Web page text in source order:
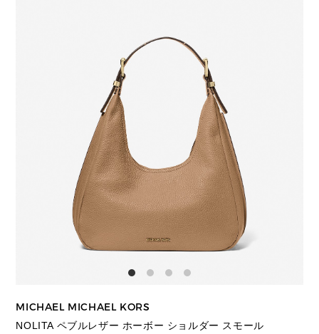
MICHAEL MICHAEL KORS
NOLITA ペブルレザー ホーボー ショルダー スモール